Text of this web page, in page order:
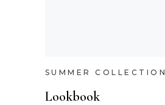
SUMMER COLLECTION
Lookbook